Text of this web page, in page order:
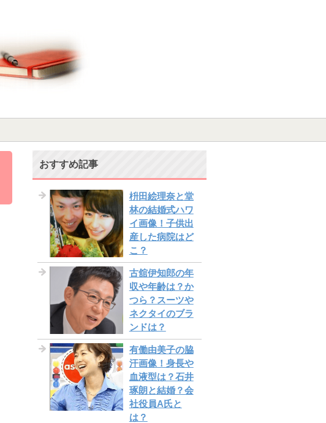
おすすめ記事
枡田絵理奈と堂
林の結婚式ハワ
イ画像！子供出
産した病院はど
こ？
古舘伊知郎の年
収や年齢は？か
つら？スーツや
ネクタイのブラ
ンドは？
有働由美子の脇
汗画像！身長や
血液型は？石井
琢朗と結婚？会
社役員A氏と
は？